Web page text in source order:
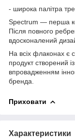
- широка палітра
Spectrum — перша
Після повного
вдосконалений
На всіх флаконах є
продукт створений
впровадженням
бренда.
Приховати
Характеристики